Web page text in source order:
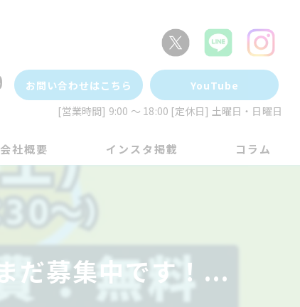
お問い合わせはこちら
YouTube
[営業時間] 9:00 ～ 18:00 [定休日] 土曜日・日曜日
会社概要 インスタ掲載 コラム
だ募集中です！...